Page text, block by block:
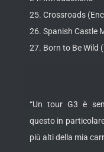
25. Crossroads
26. Spanish Castle
27. Born to Be Wild
“Un tour G3 è
questo in
più alti della mia